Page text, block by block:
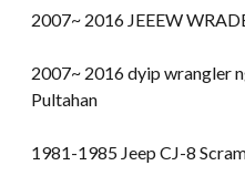
2007~ 2016 JEEEW
2007~ 2016 dyip wrangler
Pultahan
1981-1985 Jeep CJ-8